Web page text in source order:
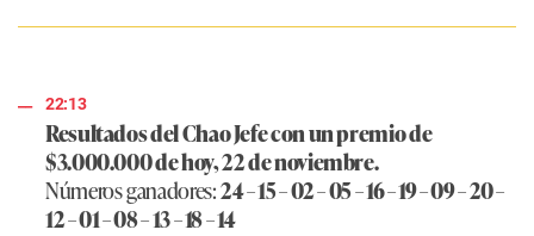
22:13
Resultados del Chao Jefe con un premio de
$3.000.000 de hoy, 22 de noviembre.
Números ganadores:24 – 15 – 02 – 05 – 16 – 19 – 09 – 20 –
12 – 01 – 08 – 13 – 18 – 14